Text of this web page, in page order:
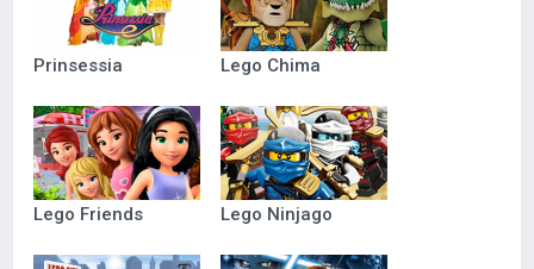
Prinsessia Lego Chima
Lego Friends Lego Ninjago